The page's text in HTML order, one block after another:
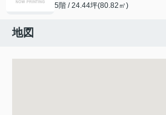
5階 / 24.44坪(80.82㎡)
地図